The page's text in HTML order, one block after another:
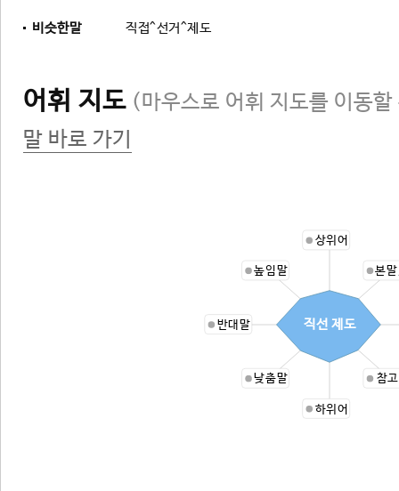
비슷한말 직접^선거^제도
어휘 지도 (마우스로 어휘 지도를 이동
말 바로 가기
상위어
본
참
하위어
낮춤말
반대말
높임말
직선 제도